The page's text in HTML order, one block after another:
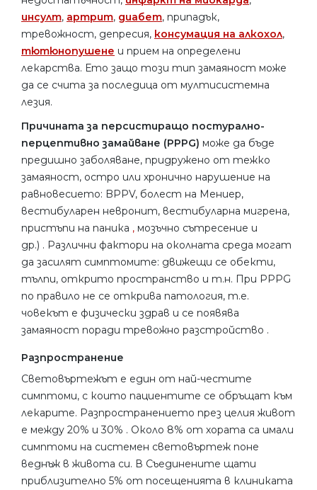
инсулт, артрит, диабет, припадък,
тревожност, депресия, консумация на алкохол,
тютюнопушене и прием на определени
лекарства. Ето защо този тип замаяност може
да се счита за последица от мултисистемна
лезия.
Причината за персистиращо постурално-
перцептивно замайване (PPPG) може да бъде
предишно заболяване, придружено от тежко
замаяност, остро или хронично нарушение на
равновесието: BPPV, болест на Мениер,
вестибуларен невронит, вестибуларна мигрена,
пристъпи на паника , мозъчно сътресение и
др.) . Различни фактори на околната среда могат
да засилят симптомите: движещи се обекти,
тълпи, открито пространство и т.н. При PPPG
по правило не се открива патология, т.е.
човекът е физически здрав и се появява
замаяност поради тревожно разстройство .
Разпространение
Световъртежът е един от най-честите
симптоми, с които пациентите се обръщат към
лекарите. Разпространението през целия живот
е между 20% и 30% . Около 8% от хората са имали
симптоми на системен световъртеж поне
веднъж в живота си. В Съединените щати
приблизително 5% от посещенията в клиниката